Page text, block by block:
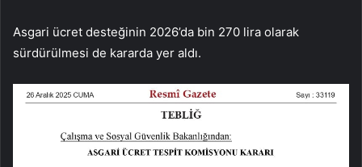
Asgari ücret desteğinin 2026’da bin 270 lira olarak
sürdürülmesi de kararda yer aldı.